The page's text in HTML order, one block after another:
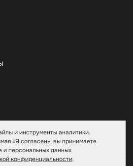
и инструменты аналитики.
«Я согласен», вы принимаете
и персональных данных
конфиденциальности.